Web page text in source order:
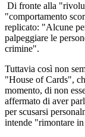
Di fronte alla
"comportamento
replicato: "Alcune
palpeggiare le
crimine".
Tuttavia così non
"House of Cards",
momento, di non
affermato di aver
per scusarsi
intende "rimontare